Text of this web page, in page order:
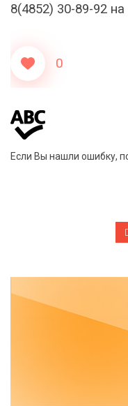
8(4852) 30-89-92
0
Если Вы нашли ошибку,